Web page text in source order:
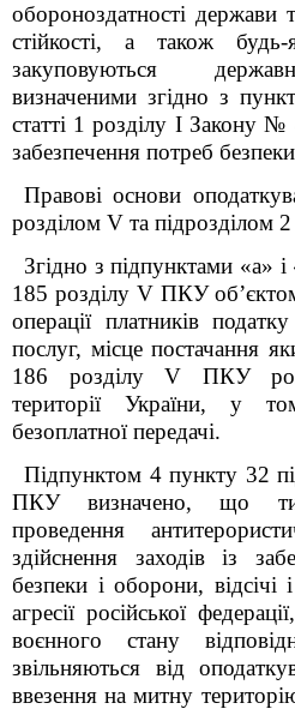
обороноздатності держави
стійкості, а також
закуповуються
визначеними згідно з
статті 1 розділу І Закону
забезпечення потреб
Правові основи
розділом V та підрозділом
Згідно з підпунктами «а»
185 розділу V ПКУ
операції платників
послуг, місце постачання
186 розділу V ПКУ
території України, у
безоплатної передачі.
Підпунктом 4 пункту 32
ПКУ визначено, що
проведення
здійснення заходів із
безпеки і оборони, відсічі
агресії російської
воєнного стану
звільняються від
ввезення на митну